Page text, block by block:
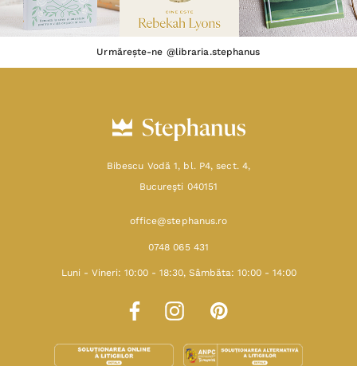
Urmărește-ne @libraria.stephanus
Bibescu Vodă 1, bl. P4, sect. 4,
Bucureşti 040151
office@stephanus.ro
0748 065 431
Luni - Vineri: 10:00 - 18:30, Sâmbăta: 10:00 - 14:00